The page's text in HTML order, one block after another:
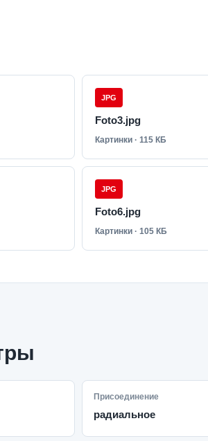
JPG
Foto3.jpg
Картинки · 115 КБ
JPG
Foto6.jpg
Картинки · 105 КБ
Присоединение
радиальное